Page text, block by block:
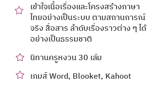
เข้าใจเนื้อเรื่องและโครงสร้างภาษา
ไทยอย่างเป็นระบบ ตามสถานการณ์
จริง สื่อสาร ลำดับเรื่องราวต่าง ๆ ได้
อย่างเป็นธรรมชาติ
นิทานครูหงวน 30 เล่ม
เกมส์ Word, Blooket, Kahoot